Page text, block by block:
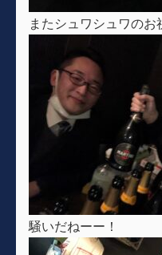
またシュワシュワの
騒いだねーー！